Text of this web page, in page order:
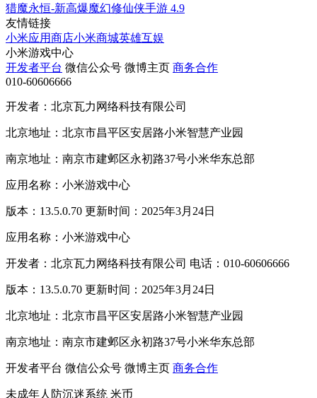
猎魔永恒-新高爆魔幻修仙侠手游 4.9
友情链接
小米应用商店小米商城英雄互娱
小米游戏中心
开发者平台 微信公众号 微博主页 商务合作
010-60606666
开发者：北京瓦力网络科技有限公司
北京地址：北京市昌平区安居路小米智慧产业园
南京地址：南京市建邺区永初路37号小米华东总部
应用名称：小米游戏中心
版本：13.5.0.70 更新时间：2025年3月24日
应用名称：小米游戏中心
开发者：北京瓦力网络科技有限公司 电话：010-60606666
版本：13.5.0.70 更新时间：2025年3月24日
北京地址：北京市昌平区安居路小米智慧产业园
南京地址：南京市建邺区永初路37号小米华东总部
开发者平台 微信公众号 微博主页 商务合作
未成年人防沉迷系统 米币